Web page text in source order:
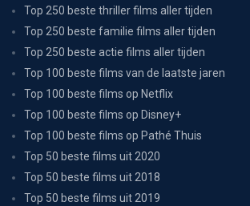
Top 250 beste thriller films aller tijden
Top 250 beste familie films aller tijden
Top 250 beste actie films aller tijden
Top 100 beste films van de laatste jaren
Top 100 beste films op Netflix
Top 100 beste films op Disney+
Top 100 beste films op Pathé Thuis
Top 50 beste films uit 2020
Top 50 beste films uit 2018
Top 50 beste films uit 2019